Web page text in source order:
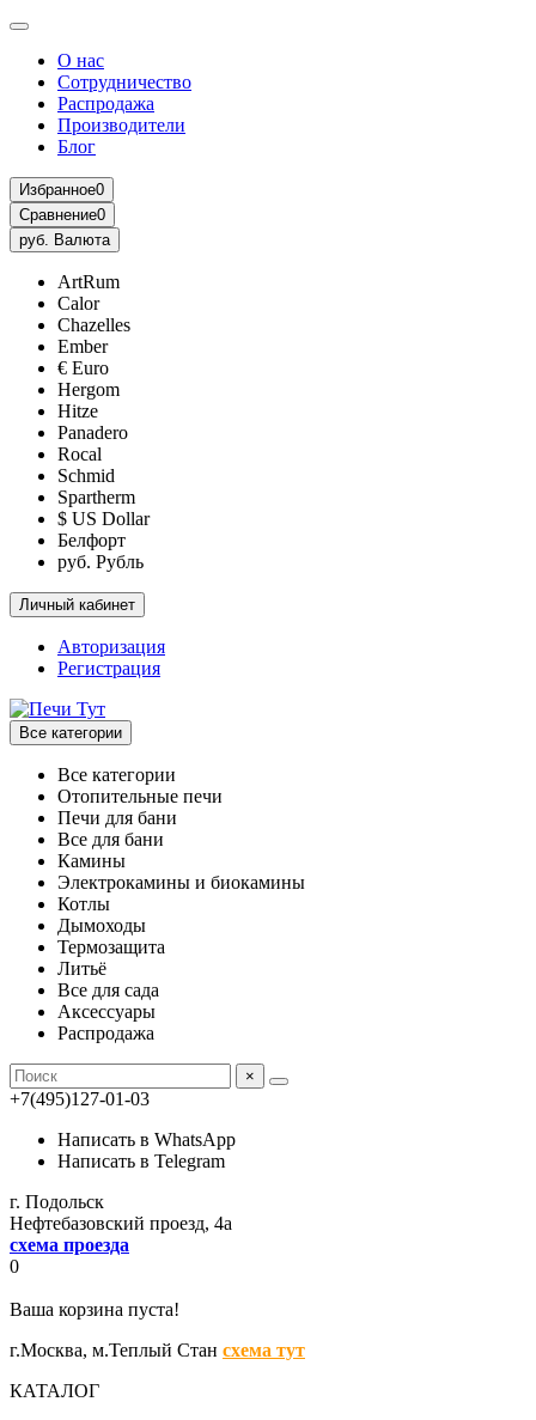
О нас
Сотрудничество
Распродажа
Производители
Блог
Избранное0
Сравнение0
руб. Валюта
ArtRum
Calor
Chazelles
Ember
€ Euro
Hergom
Hitze
Panadero
Rocal
Schmid
Spartherm
$ US Dollar
Белфорт
руб. Рубль
Личный кабинет
Авторизация
Регистрация
Все категории
Все категории
Отопительные печи
Печи для бани
Все для бани
Камины
Электрокамины и биокамины
Котлы
Дымоходы
Термозащита
Литьё
Все для сада
Аксессуары
Распродажа
×
+7(495)127-01-03
Написать в WhatsApp
Написать в Telegram
г. Подольск
Нефтебазовский проезд, 4а
схема проезда
0
Ваша корзина пуста!
г.Москва, м.Теплый Стан схема тут
КАТАЛОГ